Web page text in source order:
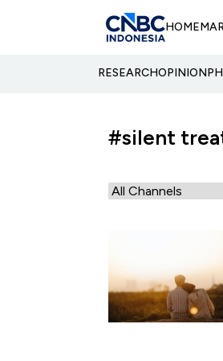
HOME
RESEARCHOPINION
#silent